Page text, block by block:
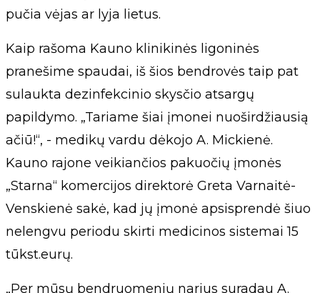
pučia vėjas ar lyja lietus.
Kaip rašoma Kauno klinikinės ligoninės
pranešime spaudai, iš šios bendrovės taip pat
sulaukta dezinfekcinio skysčio atsargų
papildymo. „Tariame šiai įmonei nuoširdžiausią
ačiū!“, - medikų vardu dėkojo A. Mickienė.
Kauno rajone veikiančios pakuočių įmonės
„Starna“ komercijos direktorė Greta Varnaitė-
Venskienė sakė, kad jų įmonė apsisprendė šiuo
nelengvu periodu skirti medicinos sistemai 15
tūkst.eurų.
„Per mūsų bendruomenių narius suradau A.